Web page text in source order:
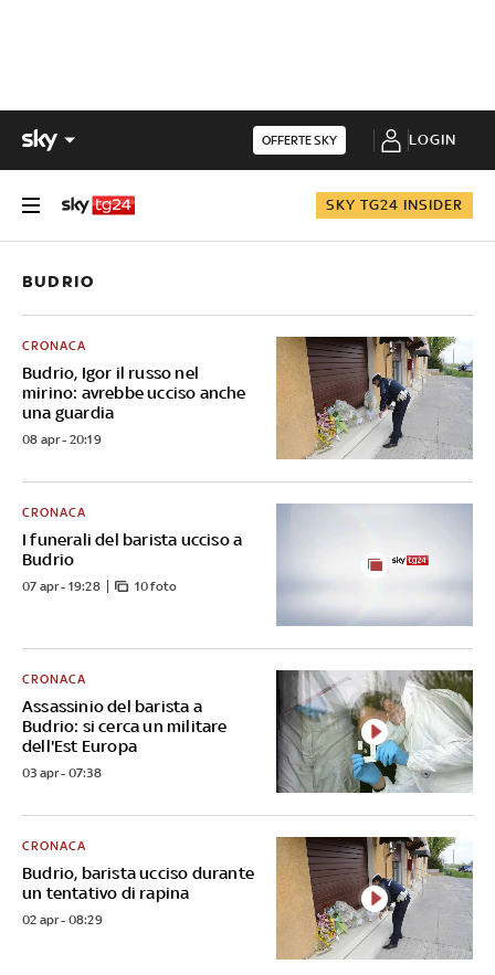
OFFERTE SKY LOGIN
SKY TG24 INSIDER
BUDRIO
Budrio, Igor il russo nel
mirino: avrebbe ucciso anche
una guardia
CRONACA
08 apr - 20:19
I funerali del barista ucciso a
Budrio
CRONACA
07 apr - 19:28 10 foto
Assassinio del barista a
Budrio: si cerca un militare
dell'Est Europa
CRONACA
03 apr - 07:38
Budrio, barista ucciso durante
un tentativo di rapina
CRONACA
02 apr - 08:29